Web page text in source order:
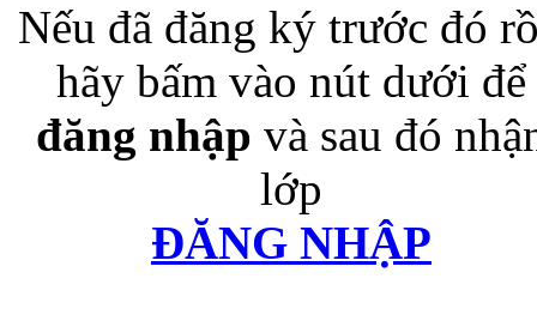
Nếu đã đăng ký trước đó
hãy bấm vào nút dưới để
đăng nhập và sau đó
lớp
ĐĂNG NHẬP